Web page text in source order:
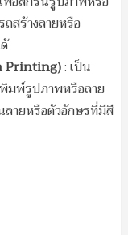
ถสร้างลายหรือ
Printing): เป็น
มพ์รูปภาพหรือลาย
ลายหรือตัวอักษรที่มีสี